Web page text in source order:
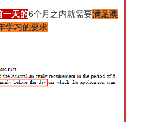
一天的6个月之内就需要满足澳
学习的要求